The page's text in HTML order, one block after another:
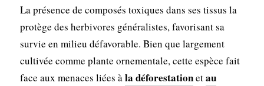
La présence de composés toxiques dans ses tissus la
protège des herbivores généralistes, favorisant sa
survie en milieu défavorable. Bien que largement
cultivée comme plante ornementale, cette espèce fait
face aux menaces liées àla déforestationetau